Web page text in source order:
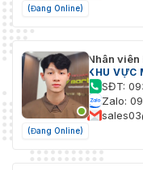
(Đang Online)
(Đang Online)
Nhân viên
KHU VỰC
SĐT:
Zalo: